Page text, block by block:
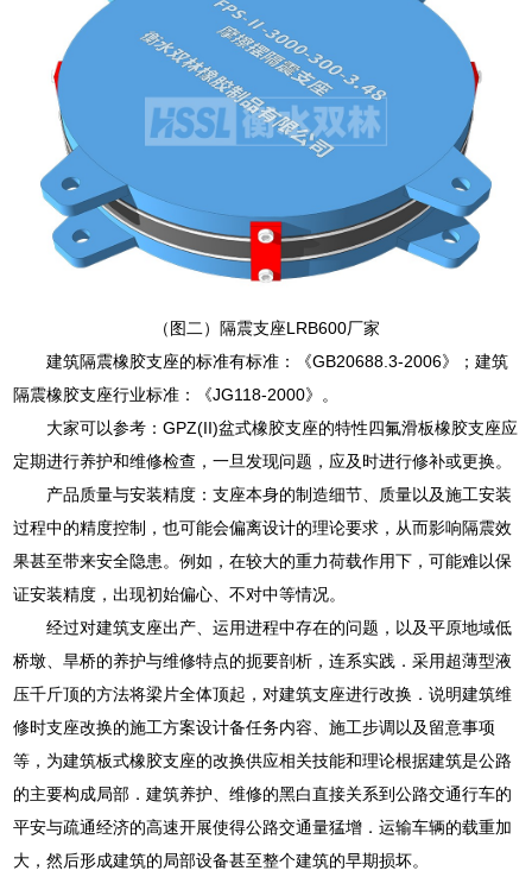
（图二）隔震支座LRB600厂家
建筑隔震橡胶支座的标准有标准：《GB20688.3-2006》；建筑
隔震橡胶支座行业标准：《JG118-2000》。
大家可以参考：GPZ(II)盆式橡胶支座的特性四氟滑板橡胶支座应
定期进行养护和维修检查，一旦发现问题，应及时进行修补或更换。
产品质量与安装精度：支座本身的制造细节、质量以及施工安装
过程中的精度控制，也可能会偏离设计的理论要求，从而影响隔震效
果甚至带来安全隐患。例如，在较大的重力荷载作用下，可能难以保
证安装精度，出现初始偏心、不对中等情况。
经过对建筑支座出产、运用进程中存在的问题，以及平原地域低
桥墩、旱桥的养护与维修特点的扼要剖析，连系实践．采用超薄型液
压千斤顶的方法将梁片全体顶起，对建筑支座进行改换．说明建筑维
修时支座改换的施工方案设计备任务内容、施工步调以及留意事项
等，为建筑板式橡胶支座的改换供应相关技能和理论根据建筑是公路
的主要构成局部．建筑养护、维修的黑白直接关系到公路交通行车的
平安与疏通经济的高速开展使得公路交通量猛增．运输车辆的载重加
大，然后形成建筑的局部设备甚至整个建筑的早期损坏。